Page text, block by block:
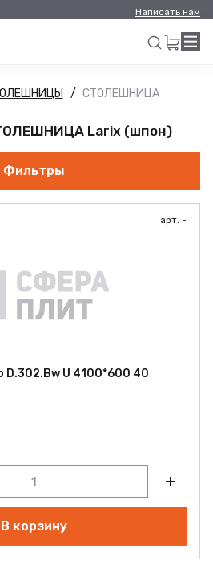
Написать нам
Искать
СТОЛЕШНИЦА
Larix (шпон)
Фильтры
арт. -
D.302.Bw U 4100*600 40
В корзину